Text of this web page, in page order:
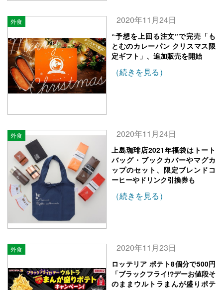
外食 2020年11月24日
“予想を上回る注文”で完売「も
とむのカレーパン クリスマス限
定ギフト」、追加販売を開始
（続きを見る）
外食 2020年11月24日
上島珈琲店2021年福袋はトート
バッグ・ブックカバーやマグカ
ップのセット、限定ブレンドコ
ーヒーやドリンク引換券も
（続きを見る）
外食 2020年11月23日
ロッテリア ポテト8個分で500円
「ブラックフライ!?デーお値段そ
のままウルトラまんが盛りポテ